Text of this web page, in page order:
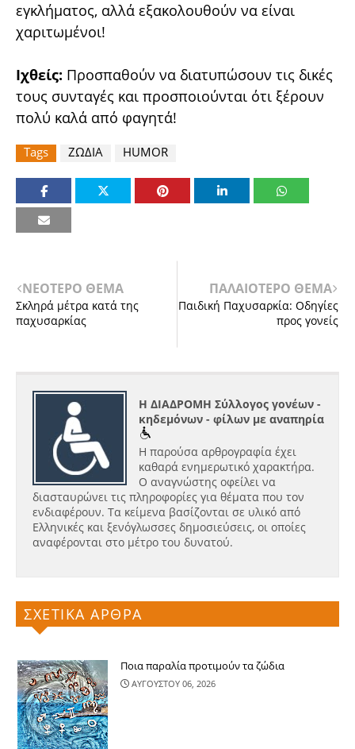
εγκλήματος, αλλά εξακολουθούν να είναι
χαριτωμένοι!
Ιχθείς: Προσπαθούν να διατυπώσουν τις δικές
τους συνταγές και προσποιούνται ότι ξέρουν
πολύ καλά από φαγητά!
Tags ΖΩΔΙΑ HUMOR
ΝΕΟΤΕΡΟ ΘΕΜΑ
Σκληρά μέτρα κατά της
παχυσαρκίας
ΠΑΛΑΙΟΤΕΡΟ ΘΕΜΑ
Παιδική Παχυσαρκία: Οδηγίες
προς γονείς
Η ΔΙΑΔΡΟΜΗ Σύλλογος γονέων -
κηδεμόνων - φίλων με αναπηρία
Η παρούσα αρθρογραφία έχει
καθαρά ενημερωτικό χαρακτήρα.
Ο αναγνώστης οφείλει να
διασταυρώνει τις πληροφορίες για θέματα που τον
ενδιαφέρουν. Τα κείμενα βασίζονται σε υλικό από
Ελληνικές και ξενόγλωσσες δημοσιεύσεις, οι οποίες
αναφέρονται στο μέτρο του δυνατού.
ΣΧΕΤΙΚΑ ΑΡΘΡΑ
Ποια παραλία προτιμούν τα ζώδια
ΑΥΓΟΥΣΤΟΥ 06, 2026